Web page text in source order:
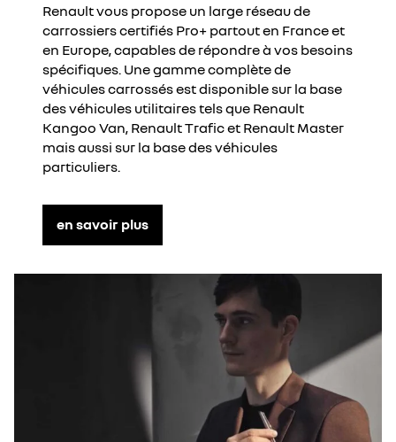
Renault vous propose un large réseau de
carrossiers certifiés Pro+ partout en France et
en Europe, capables de répondre à vos besoins
spécifiques. Une gamme complète de
véhicules carrossés est disponible sur la base
des véhicules utilitaires tels que Renault
Kangoo Van, Renault Trafic et Renault Master
mais aussi sur la base des véhicules
particuliers.
en savoir plus